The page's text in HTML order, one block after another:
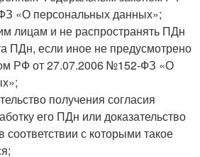
«О персональных данных»;
лицам и не распространять ПДн
ПДн, если иное не предусмотрено
РФ от 27.07.2006 №152-ФЗ «О
получения согласия
его ПДн или доказательство
соответствии с которыми такое